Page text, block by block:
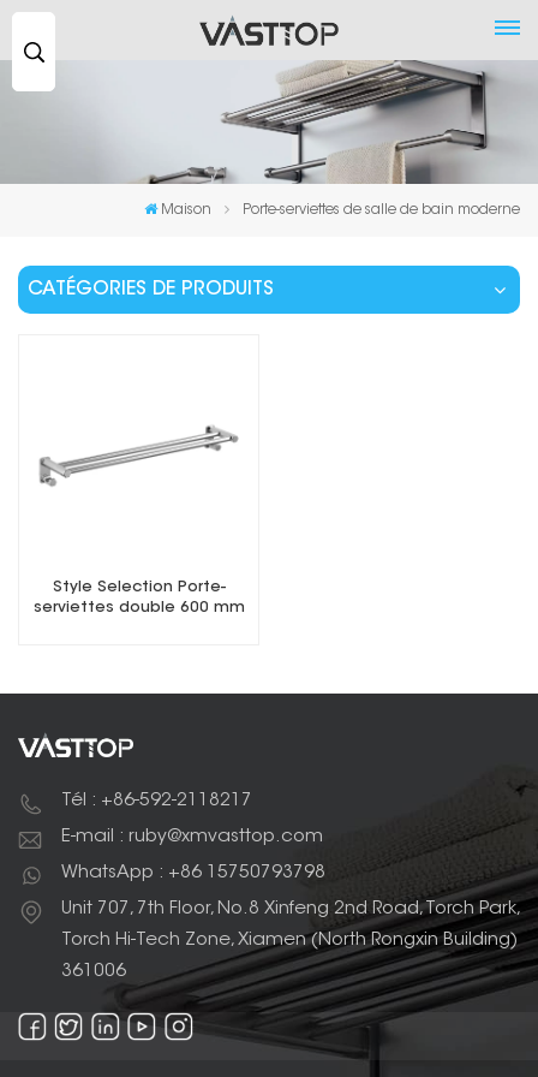
Maison Porte-serviettes de salle de bain moderne
CATÉGORIES DE PRODUITS
Style Selection Porte-
serviettes double 600 mm
Tél : +86-592-2118217
E-mail : ruby@xmvasttop.com
WhatsApp : +86 15750793798
Unit 707, 7th Floor, No.8 Xinfeng 2nd Road, Torch Park,
Torch Hi-Tech Zone, Xiamen (North Rongxin Building)
361006